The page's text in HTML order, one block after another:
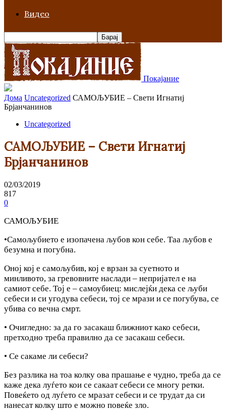
Видео
Покајание
Дома Uncategorized САМОЉУБИЕ – Свети Игнатиј
Брјанчанинов
Uncategorized
САМОЉУБИЕ – Свети Игнатиј
Брјанчанинов
02/03/2019
817
0
САМОЉУБИЕ
•Самољубието е изопачена љубов кон себе. Таа љубов е
безумна и погубна.
Оној кој е самољубив, кој е врзан за суетното и
минливото, за гревовните наслади – непријател е на
самиот себе. Тој е – самоубиец: мислејќи дека се љуби
себеси и си угодува себеси, тој се мрази и се погубува, се
убива co вечна смрт.
• Очигледно: за да го засакаш ближниот како себеси,
претходно треба правилно да се засакаш себеси.
• Се сакаме ли себеси?
Без разлика на тоа колку ова прашање е чудно, треба да се
каже дека луѓето кои се сакаат себеси се многу ретки.
Повеќето од луѓето се мразат себеси и се трудат да си
нанесат колку што е можно повеќе зло.